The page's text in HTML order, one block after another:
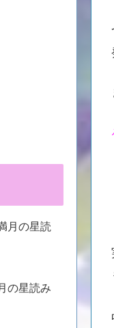
月の星読
の星読み